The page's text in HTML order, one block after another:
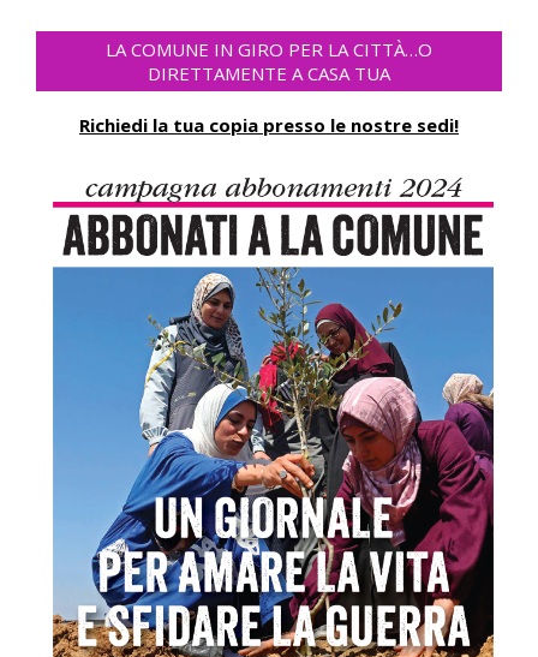
LA COMUNE IN GIRO PER LA CITTÀ…O
DIRETTAMENTE A CASA TUA
Richiedi la tua copia presso le nostre sedi!